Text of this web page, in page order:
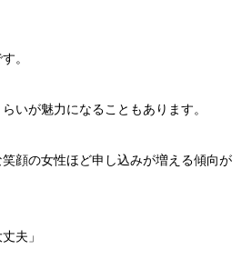
。
いが魅力になることもあります。
顔の女性ほど申し込みが増える傾向が
夫」